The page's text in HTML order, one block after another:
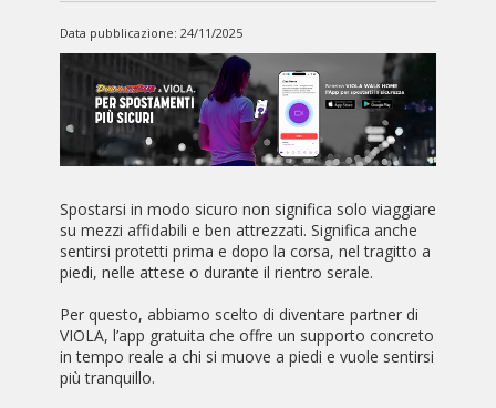
Data pubblicazione: 24/11/2025
Spostarsi in modo sicuro non significa solo viaggiare
su mezzi affidabili e ben attrezzati. Significa anche
sentirsi protetti prima e dopo la corsa, nel tragitto a
piedi, nelle attese o durante il rientro serale.
Per questo, abbiamo scelto di diventare partner di
VIOLA, l’app gratuita che offre un supporto concreto
in tempo reale a chi si muove a piedi e vuole sentirsi
più tranquillo.